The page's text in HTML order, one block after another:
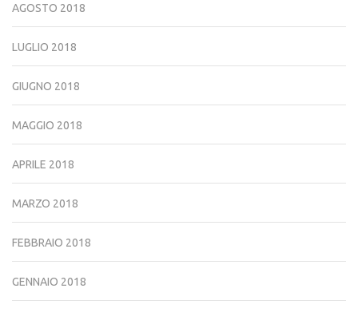
AGOSTO 2018
LUGLIO 2018
GIUGNO 2018
MAGGIO 2018
APRILE 2018
MARZO 2018
FEBBRAIO 2018
GENNAIO 2018